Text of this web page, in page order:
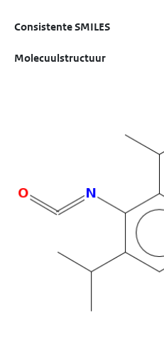
Consistente SMILES
Molecuulstructuur